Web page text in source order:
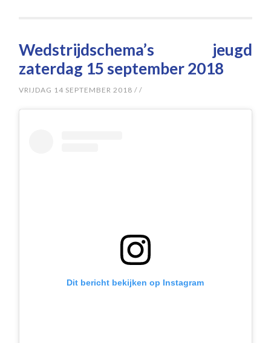
Wedstrijdschema’s jeugd
zaterdag 15 september 2018
VRIJDAG 14 SEPTEMBER 2018 //
Dit bericht bekijken op Instagram